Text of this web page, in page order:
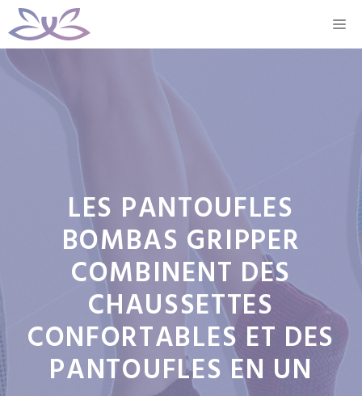
Aller
au
contenu
LES PANTOUFLES
BOMBAS GRIPPER
COMBINENT DES
CHAUSSETTES
CONFORTABLES ET DES
PANTOUFLES EN UN